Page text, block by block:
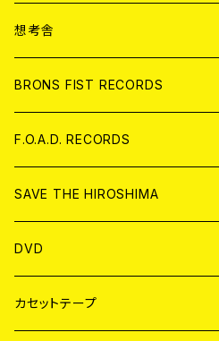
ANALOG
CD
アパレル
ANALOG
想考舎
BRONS FIST RECORDS
CD
ANALOG
F.O.A.D. RECORDS
CD
ANALOG
SAVE THE HIROSHIMA
アパレル
BADGE
DVD
JAPAN
カセットテープ